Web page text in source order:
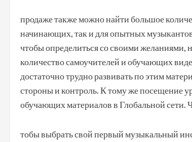
продаже также можно найти большое
начинающих, так и для опытных
чтобы определиться со своими желаниями,
количество самоучителей и обучающих
достаточно трудно развивать по этим
стороны и контроль. К тому же посещение
обучающих материалов в Глобальной сети.
тобы выбрать свой первый музыкальный